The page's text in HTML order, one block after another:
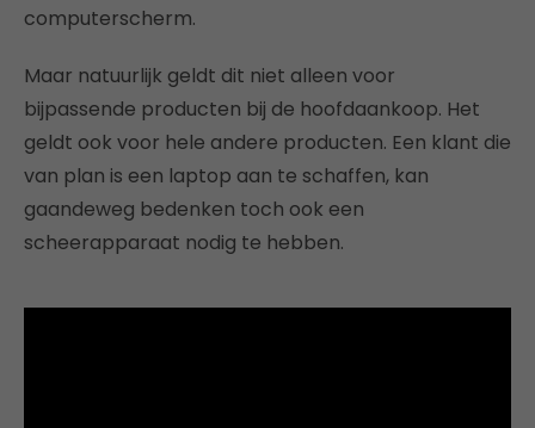
computerscherm.
Maar natuurlijk geldt dit niet alleen voor
bijpassende producten bij de hoofdaankoop. Het
geldt ook voor hele andere producten. Een klant die
van plan is een laptop aan te schaffen, kan
gaandeweg bedenken toch ook een
scheerapparaat nodig te hebben.